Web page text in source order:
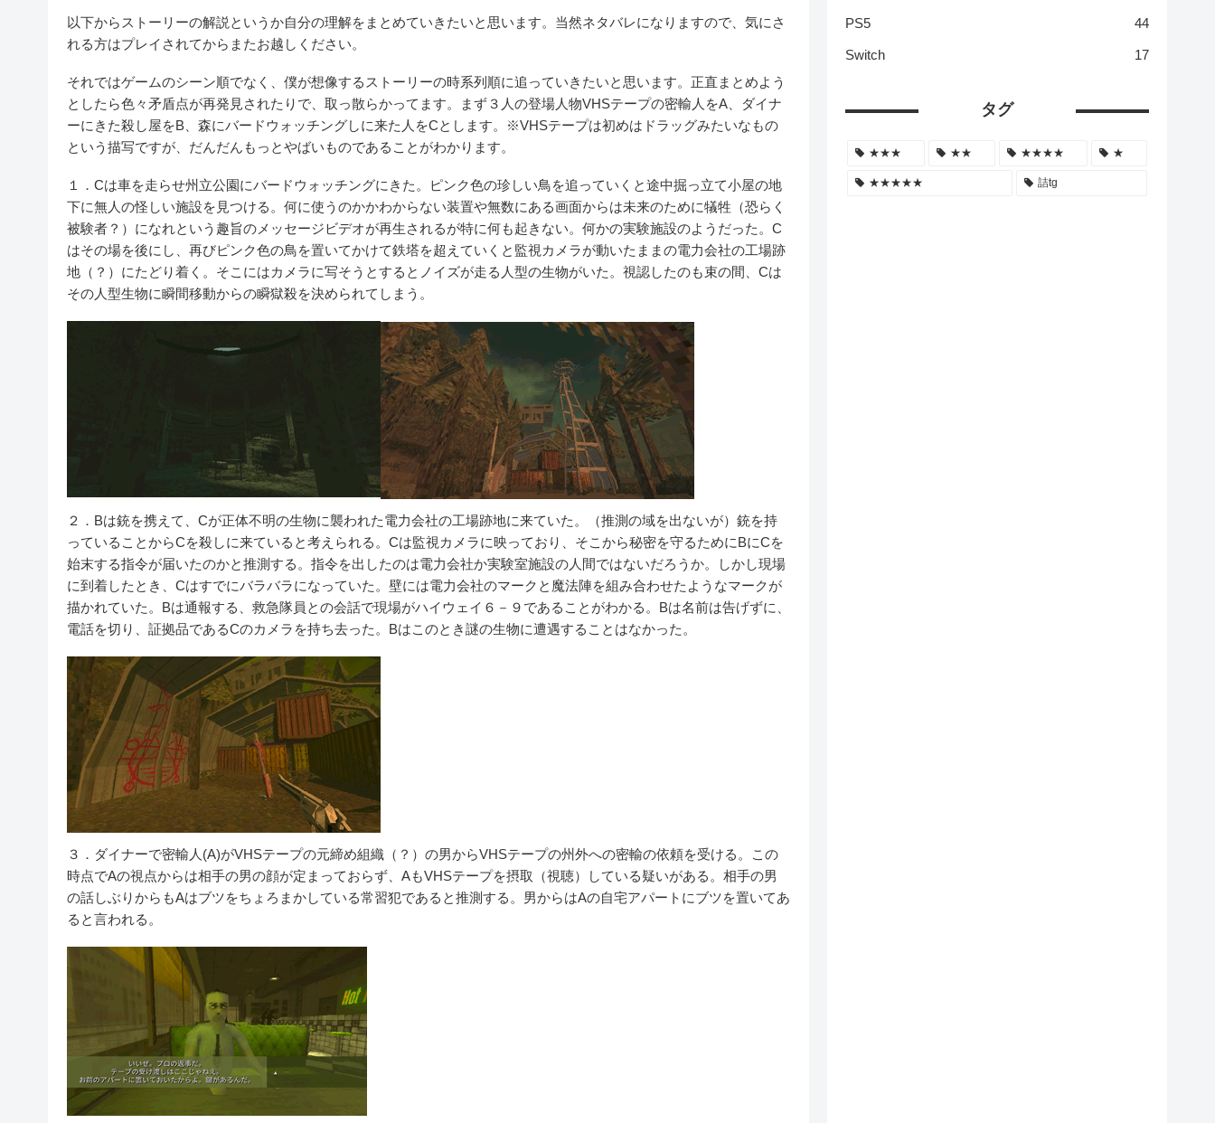
以下からストーリーの解説というか自分の理解をまとめていきたいと思います。当然ネタバレになりますので、気にさ
れる方はプレイされてからまたお越しください。
それではゲームのシーン順でなく、僕が想像するストーリーの時系列順に追っていきたいと思います。正直まとめよう
としたら色々矛盾点が再発見されたりで、取っ散らかってます。まず３人の登場人物VHSテープの密輸人をA、ダイナ
ーにきた殺し屋をB、森にバードウォッチングしに来た人をCとします。※VHSテープは初めはドラッグみたいなもの
という描写ですが、だんだんもっとやばいものであることがわかります。
１．Cは車を走らせ州立公園にバードウォッチングにきた。ピンク色の珍しい鳥を追っていくと途中掘っ立て小屋の地
下に無人の怪しい施設を見つける。何に使うのかかわからない装置や無数にある画面からは未来のために犠牲（恐らく
被験者？）になれという趣旨のメッセージビデオが再生されるが特に何も起きない。何かの実験施設のようだった。C
はその場を後にし、再びピンク色の鳥を置いてかけて鉄塔を超えていくと監視カメラが動いたままの電力会社の工場跡
地（？）にたどり着く。そこにはカメラに写そうとするとノイズが走る人型の生物がいた。視認したのも束の間、Cは
その人型生物に瞬間移動からの瞬獄殺を決められてしまう。
２．Bは銃を携えて、Cが正体不明の生物に襲われた電力会社の工場跡地に来ていた。（推測の域を出ないが）銃を持
っていることからCを殺しに来ていると考えられる。Cは監視カメラに映っており、そこから秘密を守るためにBにCを
始末する指令が届いたのかと推測する。指令を出したのは電力会社か実験室施設の人間ではないだろうか。しかし現場
に到着したとき、Cはすでにバラバラになっていた。壁には電力会社のマークと魔法陣を組み合わせたようなマークが
描かれていた。Bは通報する、救急隊員との会話で現場がハイウェイ６－９であることがわかる。Bは名前は告げずに、
電話を切り、証拠品であるCのカメラを持ち去った。Bはこのとき謎の生物に遭遇することはなかった。
３．ダイナーで密輸人(A)がVHSテープの元締め組織（？）の男からVHSテープの州外への密輸の依頼を受ける。この
時点でAの視点からは相手の男の顔が定まっておらず、AもVHSテープを摂取（視聴）している疑いがある。相手の男
の話しぶりからもAはブツをちょろまかしている常習犯であると推測する。男からはAの自宅アパートにブツを置いてあ
ると言われる。
PS5 44
Switch 17
タグ
★★★ ★★ ★★★★ ★
★★★★★ 詰tg